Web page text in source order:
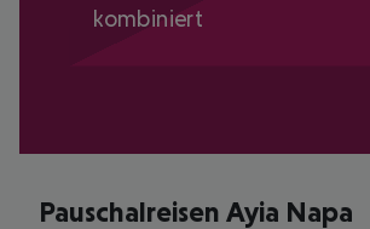
kombiniert
Pauschalreisen Ayia Napa